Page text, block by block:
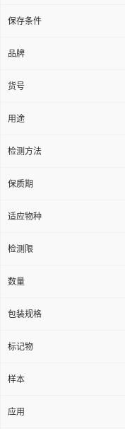
保存条件
品牌
货号
用途
检测方法
保质期
适应物种
检测限
数量
包装规格
标记物
样本
应用